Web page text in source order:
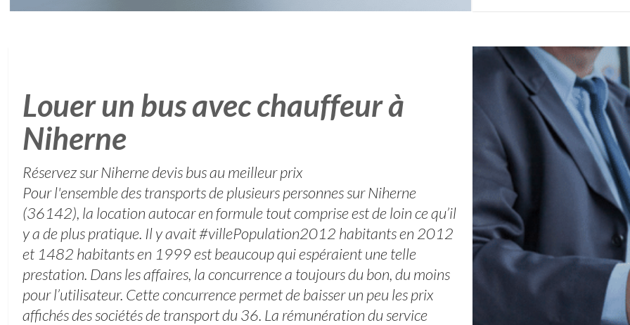
Louer un bus avec chauffeur à
Niherne
Réservez sur Niherne devis bus au meilleur prix
Pour l'ensemble des transports de plusieurs personnes sur Niherne
(36142), la location autocar en formule tout comprise est de loin ce qu’il
y a de plus pratique. Il y avait #villePopulation2012 habitants en 2012
et 1482 habitants en 1999 est beaucoup qui espéraient une telle
prestation. Dans les affaires, la concurrence a toujours du bon, du moins
pour l’utilisateur. Cette concurrence permet de baisser un peu les prix
affichés des sociétés de transport du 36. La rémunération du service